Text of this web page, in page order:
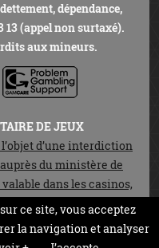
dépendance,
13 (appel non surtaxé).
aux mineurs.
DE JEUX
d’une interdiction
du ministère de
dans les casinos,
jeux en ligne autorisés
12 mai 2010. Elle est
ans non réductible.
ce site, vous acceptez
la navigation et analyser